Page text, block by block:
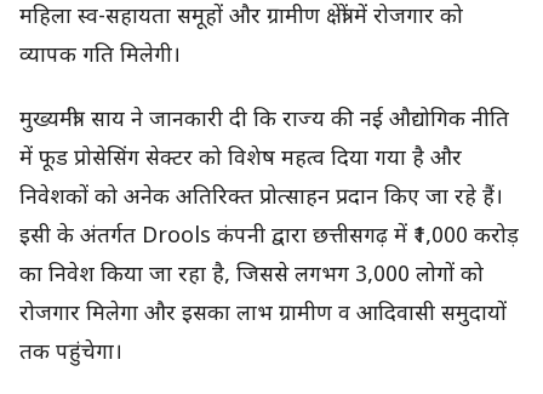
महिला स्व-सहायता समूहों और ग्रामीण क्षेत्रों में रोजगार को
व्यापक गति मिलेगी।
मुख्यमंत्री साय ने जानकारी दी कि राज्य की नई औद्योगिक नीति
में फूड प्रोसेसिंग सेक्टर को विशेष महत्व दिया गया है और
निवेशकों को अनेक अतिरिक्त प्रोत्साहन प्रदान किए जा रहे हैं।
इसी के अंतर्गत Drools कंपनी द्वारा छत्तीसगढ़ में ₹1,000 करोड़
का निवेश किया जा रहा है, जिससे लगभग 3,000 लोगों को
रोजगार मिलेगा और इसका लाभ ग्रामीण व आदिवासी समुदायों
तक पहुंचेगा।